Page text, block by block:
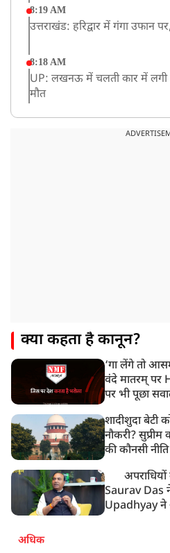
8:19 AM
उत्तराखंड: हरिद्वार में गंगा उफान
8:18 AM
UP: लखनऊ में चलती कार में
मौत
क्या कहता है कानून?
‘गा लेंगे तो
वंदे मातरम् पर
पर भी पूछा
शादीशुदा बेटी
नौकरी? सुप्रीम
की कौनसी
Saurav Das
Upadhyay ने
अधिक